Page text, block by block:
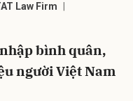
Law Firm
bình quân,
người Việt Nam
Hủy